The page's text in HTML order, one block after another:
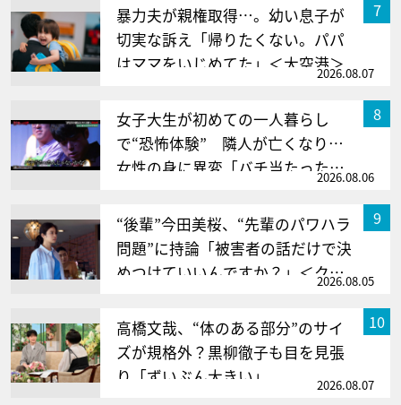
7
暴力夫が親権取得…。幼い息子が
切実な訴え「帰りたくない。パパ
はママをいじめてた」＜大空港＞2026.08.07
8
サムネイル
女子大生が初めての一人暮らし
で“恐怖体験” 隣人が亡くなり…
女性の身に異変「バチ当たったん2026.08.06
9
サムネイル
“後輩”今田美桜、“先輩のパワハラ
問題”に持論「被害者の話だけで決
めつけていいんですか？」＜クロ2026.08.05
10
サムネイル
高橋文哉、“体のある部分”のサイ
ズが規格外？黒柳徹子も目を見張
り「ずいぶん大きい」
2026.08.07